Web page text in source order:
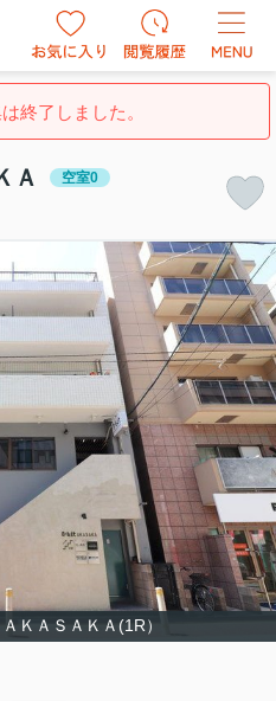
終了しました。
Ａ 空室0
ＫＡＳＡＫＡ(1R）